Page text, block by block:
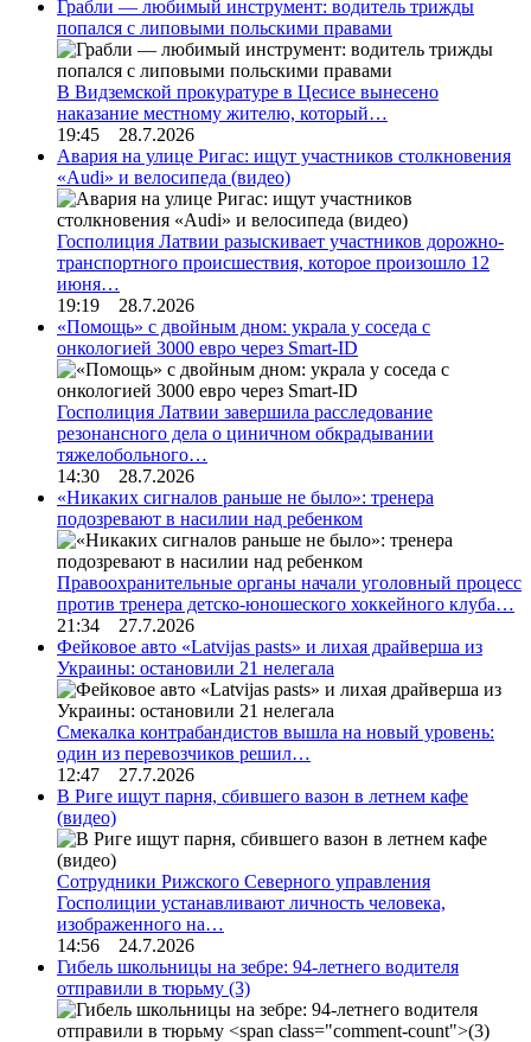
Грабли — любимый инструмент: водитель трижды
попался с липовыми польскими правами
В Видземской прокуратуре в Цесисе вынесено
наказание местному жителю, который…
19:45 28.7.2026
Авария на улице Ригас: ищут участников столкновения
«Audi» и велосипеда (видео)
Госполиция Латвии разыскивает участников дорожно-
транспортного происшествия, которое произошло 12
июня…
19:19 28.7.2026
«Помощь» с двойным дном: украла у соседа с
онкологией 3000 евро через Smart-ID
Госполиция Латвии завершила расследование
резонансного дела о циничном обкрадывании
тяжелобольного…
14:30 28.7.2026
«Никаких сигналов раньше не было»: тренера
подозревают в насилии над ребенком
Правоохранительные органы начали уголовный процесс
против тренера детско-юношеского хоккейного клуба…
21:34 27.7.2026
Фейковое авто «Latvijas pasts» и лихая драйверша из
Украины: остановили 21 нелегала
Смекалка контрабандистов вышла на новый уровень:
один из перевозчиков решил…
12:47 27.7.2026
В Риге ищут парня, сбившего вазон в летнем кафе
(видео)
Сотрудники Рижского Северного управления
Госполиции устанавливают личность человека,
изображенного на…
14:56 24.7.2026
Гибель школьницы на зебре: 94-летнего водителя
отправили в тюрьму (3)